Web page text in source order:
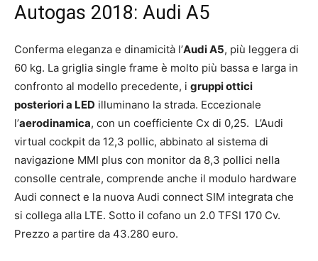
Autogas 2018: Audi A5
Conferma eleganza e dinamicità l’Audi A5, più leggera di
60 kg. La griglia single frame è molto più bassa e larga in
confronto al modello precedente, i gruppi ottici
posteriori a LED illuminano la strada. Eccezionale
l’aerodinamica, con un coefficiente Cx di 0,25. L’Audi
virtual cockpit da 12,3 pollic, abbinato al sistema di
navigazione MMI plus con monitor da 8,3 pollici nella
consolle centrale, comprende anche il modulo hardware
Audi connect e la nuova Audi connect SIM integrata che
si collega alla LTE. Sotto il cofano un 2.0 TFSI 170 Cv.
Prezzo a partire da 43.280 euro.